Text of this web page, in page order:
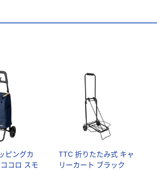
ピングカ
コロ スモ
TTC 折りたたみ式 キャ
リーカート ブラック